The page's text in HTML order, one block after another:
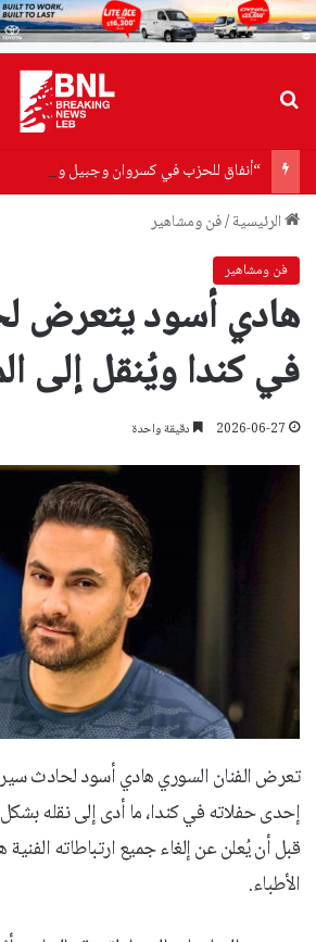
الرئيسية/فن ومشاهير
فن ومشاهير
هادي أسود يتعرض
في كندا ويُنقل إلى
2026-06-27 دقيقة واحدة
تعرض الفنان السوري هادي أسود لحادث سير
إحدى حفلاته في كندا، ما أدى إلى نقله
قبل أن يُعلن عن إلغاء جميع ارتباطاته
الأطباء.